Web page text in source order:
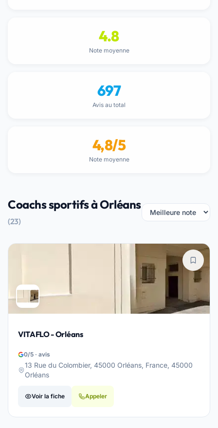
4.8
Note moyenne
697
Avis au total
4,8/5
Note moyenne
Coachs sportifs à Orléans
(23)
VITAFLO - Orléans
0/5 · avis
13 Rue du Colombier, 45000 Orléans, France, 45000
Orléans
Voir la fiche Appeler